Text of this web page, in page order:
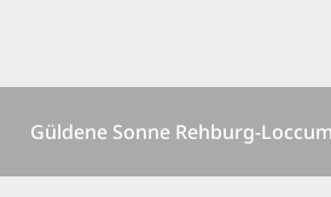
Güldene Sonne Rehburg-Loccum